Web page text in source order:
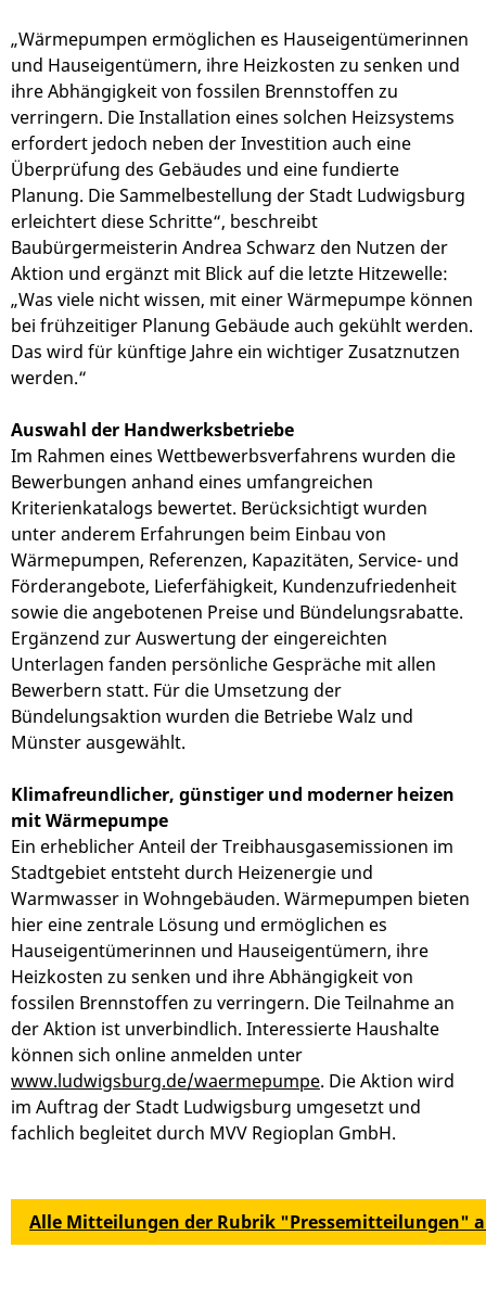
„Wärmepumpen ermöglichen es Hauseigentümerinnen
und Hauseigentümern, ihre Heizkosten zu senken und
ihre Abhängigkeit von fossilen Brennstoffen zu
verringern. Die Installation eines solchen Heizsystems
erfordert jedoch neben der Investition auch eine
Überprüfung des Gebäudes und eine fundierte
Planung. Die Sammelbestellung der Stadt Ludwigsburg
erleichtert diese Schritte“, beschreibt
Baubürgermeisterin Andrea Schwarz den Nutzen der
Aktion und ergänzt mit Blick auf die letzte Hitzewelle:
„Was viele nicht wissen, mit einer Wärmepumpe können
bei frühzeitiger Planung Gebäude auch gekühlt werden.
Das wird für künftige Jahre ein wichtiger Zusatznutzen
werden.“
Auswahl der Handwerksbetriebe
Im Rahmen eines Wettbewerbsverfahrens wurden die
Bewerbungen anhand eines umfangreichen
Kriterienkatalogs bewertet. Berücksichtigt wurden
unter anderem Erfahrungen beim Einbau von
Wärmepumpen, Referenzen, Kapazitäten, Service- und
Förderangebote, Lieferfähigkeit, Kundenzufriedenheit
sowie die angebotenen Preise und Bündelungsrabatte.
Ergänzend zur Auswertung der eingereichten
Unterlagen fanden persönliche Gespräche mit allen
Bewerbern statt. Für die Umsetzung der
Bündelungsaktion wurden die Betriebe Walz und
Münster ausgewählt.
Klimafreundlicher, günstiger und moderner heizen
mit Wärmepumpe
Ein erheblicher Anteil der Treibhausgasemissionen im
Stadtgebiet entsteht durch Heizenergie und
Warmwasser in Wohngebäuden. Wärmepumpen bieten
hier eine zentrale Lösung und ermöglichen es
Hauseigentümerinnen und Hauseigentümern, ihre
Heizkosten zu senken und ihre Abhängigkeit von
fossilen Brennstoffen zu verringern. Die Teilnahme an
der Aktion ist unverbindlich. Interessierte Haushalte
können sich online anmelden unter
www.ludwigsburg.de/waermepumpe. Die Aktion wird
im Auftrag der Stadt Ludwigsburg umgesetzt und
fachlich begleitet durch MVV Regioplan GmbH.
Alle Mitteilungen der Rubrik "Pressemitteilungen"